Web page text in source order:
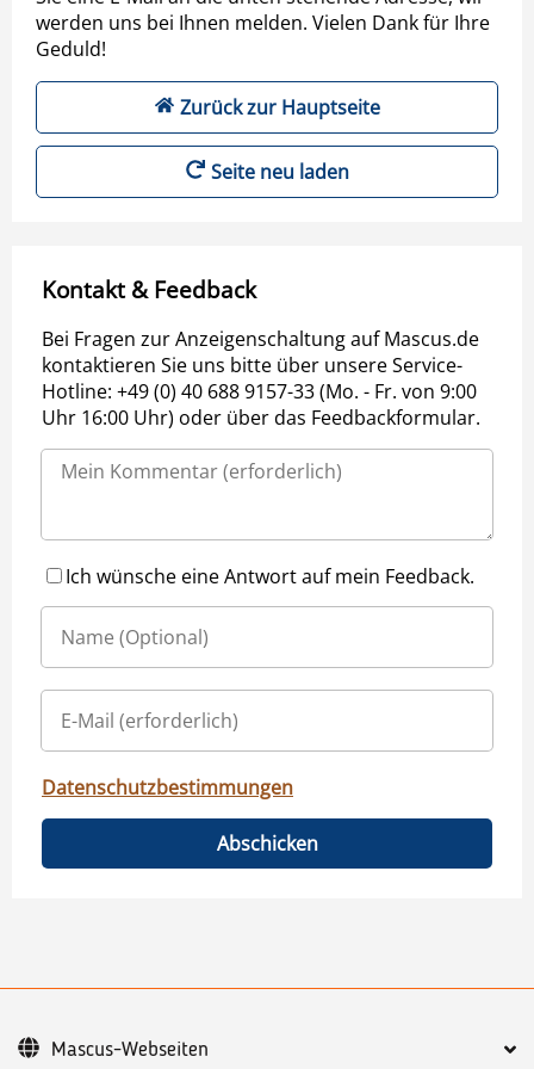
werden uns bei Ihnen melden. Vielen Dank für Ihre
Geduld!
Zurück zur Hauptseite
Seite neu laden
Kontakt & Feedback
Bei Fragen zur Anzeigenschaltung auf Mascus.de
kontaktieren Sie uns bitte über unsere Service-
Hotline: +49 (0) 40 688 9157-33 (Mo. - Fr. von 9:00
Uhr 16:00 Uhr) oder über das Feedbackformular.
Ich wünsche eine Antwort auf mein Feedback.
Datenschutzbestimmungen
Abschicken
Mascus-Webseiten